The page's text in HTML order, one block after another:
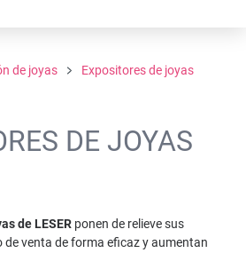
de joyas Expositores de joyas
DE JOYAS
de LESER ponen de relieve sus
de venta de forma eficaz y aumentan